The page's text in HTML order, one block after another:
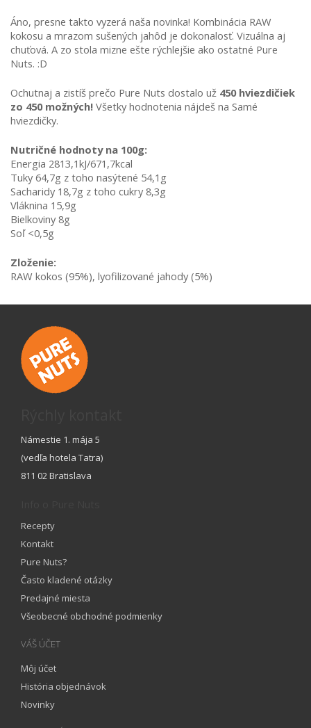
Áno, presne takto vyzerá naša novinka! Kombinácia RAW
kokosu a mrazom sušených jahôd je dokonalosť. Vizuálna aj
chuťová. A zo stola mizne ešte rýchlejšie ako ostatné Pure
Nuts. :D
Ochutnaj a zistíš prečo Pure Nuts dostalo už 450 hviezdičiek
zo 450 možných! Všetky hodnotenia nájdeš na Samé
hviezdičky.
Nutričné hodnoty na 100g:
Energia 2813,1kJ/671,7kcal
Tuky 64,7g z toho nasýtené 54,1g
Sacharidy 18,7g z toho cukry 8,3g
Vláknina 15,9g
Bielkoviny 8g
Soľ <0,5g
Zloženie:
RAW kokos (95%), lyofilizované jahody (5%)
Námestie 1. mája 5
(vedľa hotela Tatra)
811 02 Bratislava
Recepty
Kontakt
Pure Nuts?
Často kladené otázky
Predajné miesta
Všeobecné obchodné podmienky
VÁŠ ÚČET
Môj účet
História objednávok
Novinky